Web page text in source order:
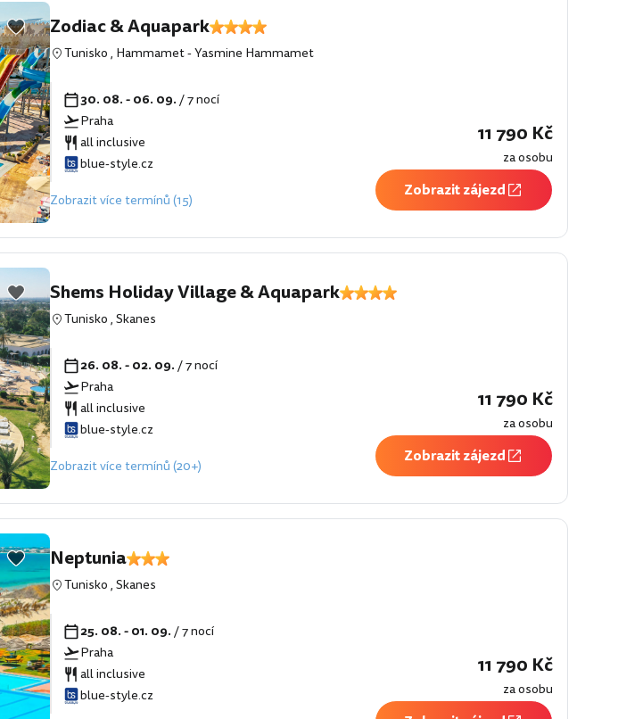
Zodiac & Aquapark
Tunisko, Hammamet-Yasmine Hammamet
30. 08. - 06. 09./ 7 nocí
Praha
all inclusive
blue-style.cz
Zobrazit více termínů (15)
11 790 Kč
za osobu
Zobrazit zájezd
Shems Holiday Village & Aquapark
Tunisko,Skanes
26. 08. - 02. 09./ 7 nocí
Praha
all inclusive
blue-style.cz
Zobrazit více termínů (20+)
11 790 Kč
za osobu
Zobrazit zájezd
Neptunia
Tunisko,Skanes
25. 08. - 01. 09./ 7 nocí
Praha
all inclusive
blue-style.cz
11 790 Kč
za osobu